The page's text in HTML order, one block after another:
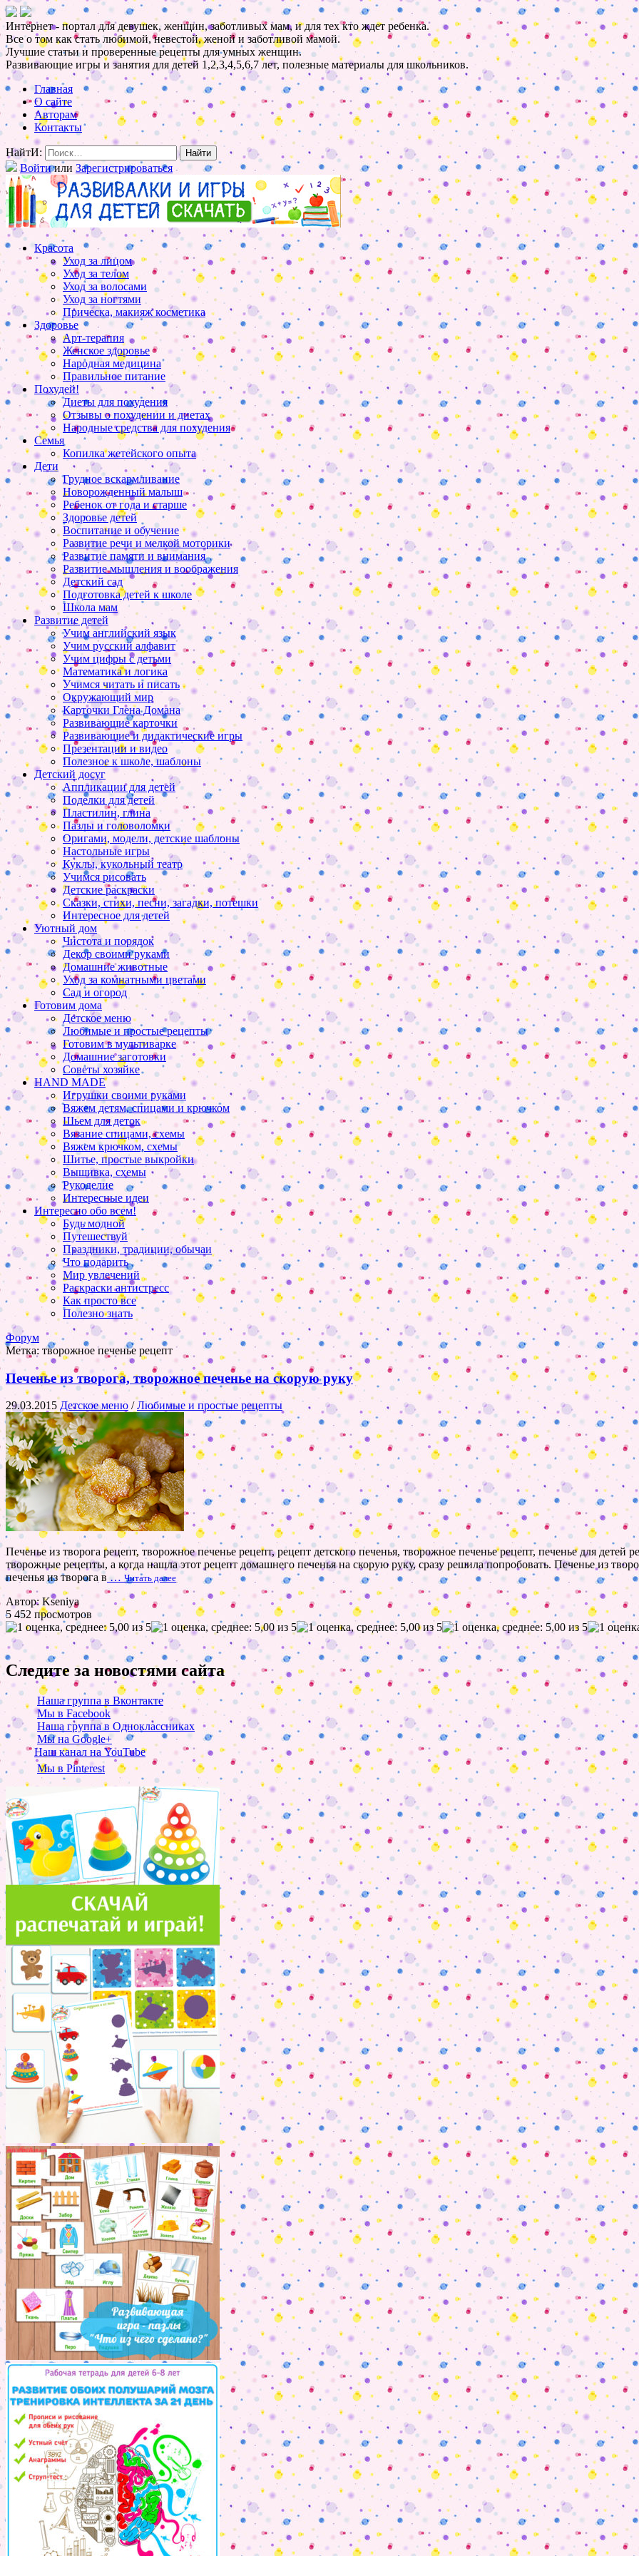
Интернет - портал для девушек, женщин, заботливых мам, и для тех кто ждет ребенка.
Все о том как стать любимой, невестой, женой и заботливой мамой.
Лучшие статьи и проверенные рецепты для умных женщин.
Развивающие игры и занятия для детей 1,2,3,4,5,6,7 лет, полезные материалы для школьников.
Главная
О сайте
Авторам
Контакты
НайтИ:
Войтиили Зарегистрироваться
Красота
Уход за лицом
Уход за телом
Уход за волосами
Уход за ногтями
Прическа, макияж косметика
Здоровье
Арт-терапия
Женское здоровье
Народная медицина
Правильное питание
Похудей!
Диеты для похудения
Отзывы о похудении и диетах
Народные средства для похудения
Семья
Копилка жетейского опыта
Дети
Грудное вскармливание
Новорожденный малыш
Ребенок от года и старше
Здоровье детей
Воспитание и обучение
Развитие речи и мелкой моторики
Развитие памяти и внимания
Развитие мышления и воображения
Детский сад
Подготовка детей к школе
Школа мам
Развитие детей
Учим английский язык
Учим русский алфавит
Учим цифры с детьми
Математика и логика
Учимся читать и писать
Окружающий мир
Карточки Глена Домана
Развивающие карточки
Развивающие и дидактические игры
Презентации и видео
Полезное к школе, шаблоны
Детский досуг
Аппликации для детей
Поделки для детей
Пластилин, глина
Пазлы и головоломки
Оригами, модели, детские шаблоны
Настольные игры
Куклы, кукольный театр
Учимся рисовать
Детские раскраски
Сказки, стихи, песни, загадки, потешки
Интересное для детей
Уютный дом
Чистота и порядок
Декор своими руками
Домашние животные
Уход за комнатными цветами
Сад и огород
Готовим дома
Детское меню
Любимые и простые рецепты
Готовим в мультиварке
Домашние заготовки
Советы хозяйке
HAND MADE
Игрушки своими руками
Вяжем детям, спицами и крючком
Шьем для деток
Вязание спицами, схемы
Вяжем крючком, схемы
Шитье, простые выкройки
Вышивка, схемы
Рукоделие
Интересные идеи
Интересно обо всем!
Будь модной
Путешествуй
Праздники, традиции, обычаи
Что подарить
Мир увлечений
Раскраски антистресс
Как просто все
Полезно знать
Форум
Метка: творожное печенье рецепт
Печенье из творога, творожное печенье на скорую руку
29.03.2015 Детское меню /Любимые и простые рецепты
Печенье из творога рецепт, творожное печенье рецепт, рецепт детского печенья, творожное печенье рецепт, печенье для
творожные рецепты, а когда нашла этот рецепт домашнего печенья на скорую руку, сразу решила попробовать. Печенье из
печенья из творога в … Читать далее
Автор: Kseniya
5 452 просмотров
Следите за новостями сайта
Наша группа в Вконтакте
Мы в Facebook
Наша группа в Одноклассниках
Мы на Google+
Наш канал на YouTube
Мы в Pinterest